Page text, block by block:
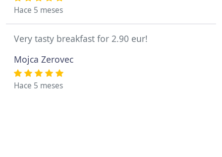
Hace 5 meses
Very tasty breakfast for 2.90 eur!
Mojca Zerovec
Hace 5 meses